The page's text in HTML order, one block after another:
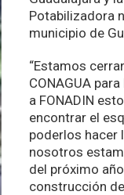
Potabilizadora
municipio de
“Estamos
CONAGUA
a FONADIN
encontrar el
poderlos hacer
nosotros
del próximo
construcción